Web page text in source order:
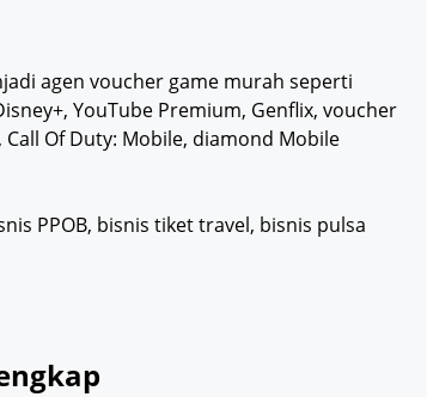
agen voucher game murah seperti
YouTube Premium, Genflix, voucher
Call Of Duty: Mobile, diamond Mobile
PPOB, bisnis tiket travel, bisnis pulsa